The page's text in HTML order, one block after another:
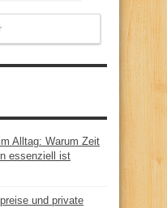
Alltag: Warum Zeit
essenziell ist
und private